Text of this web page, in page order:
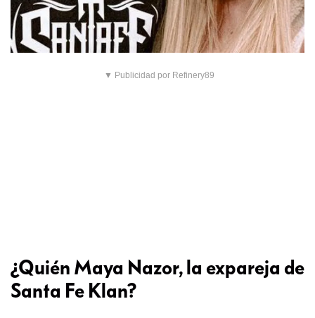
▼ Publicidad por Refinery89
¿Quién Maya Nazor, la expareja de
Santa Fe Klan?